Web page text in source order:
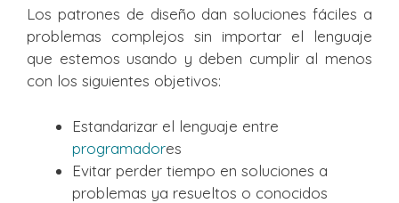
Los patrones de diseño dan soluciones fáciles a
problemas complejos sin importar el lenguaje
que estemos usando y deben cumplir al menos
con los siguientes objetivos:
Estandarizar el lenguaje entre
programadores
Evitar perder tiempo en soluciones a
problemas ya resueltos o conocidos